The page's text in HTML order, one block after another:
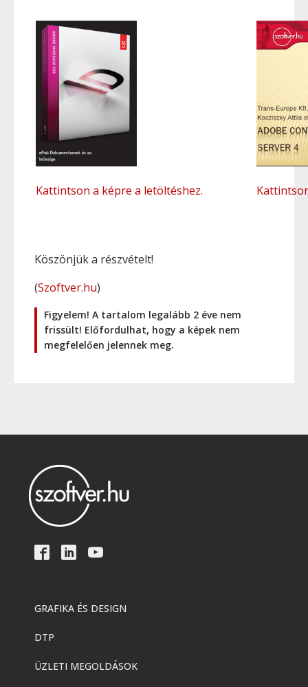
Kattintson a képre a letöltéshez.
Köszönjük a részvételt!
(Szoftver.hu)
Figyelem! A tartalom legalább 2 éve nem
frissült! Előfordulhat, hogy a képek nem
megfelelően jelennek meg.
GRAFIKA ÉS DESIGN
DTP
ÜZLETI MEGOLDÁSOK